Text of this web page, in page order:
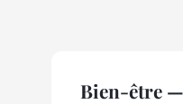
Bien-être